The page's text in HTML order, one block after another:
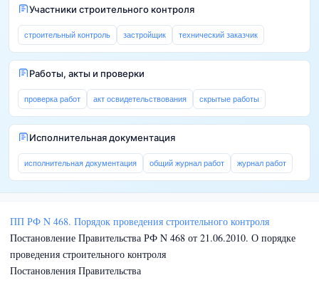
Участники строительного контроля
строительный контроль застройщик технический заказчик
Работы, акты и проверки
проверка работ акт освидетельствования скрытые работы
Исполнительная документация
исполнительная документация общий журнал работ журнал работ
ПП РФ N 468. Порядок проведения строительного контроля
Постановление Правительства РФ N 468 от 21.06.2010. О порядке
проведения строительного контроля
Постановления Правительства